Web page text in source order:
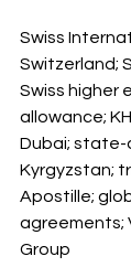
Swiss
Switzerland;
Swiss higher
allowance;
Dubai;
Kyrgyzstan;
Apostille;
agreements;
Group